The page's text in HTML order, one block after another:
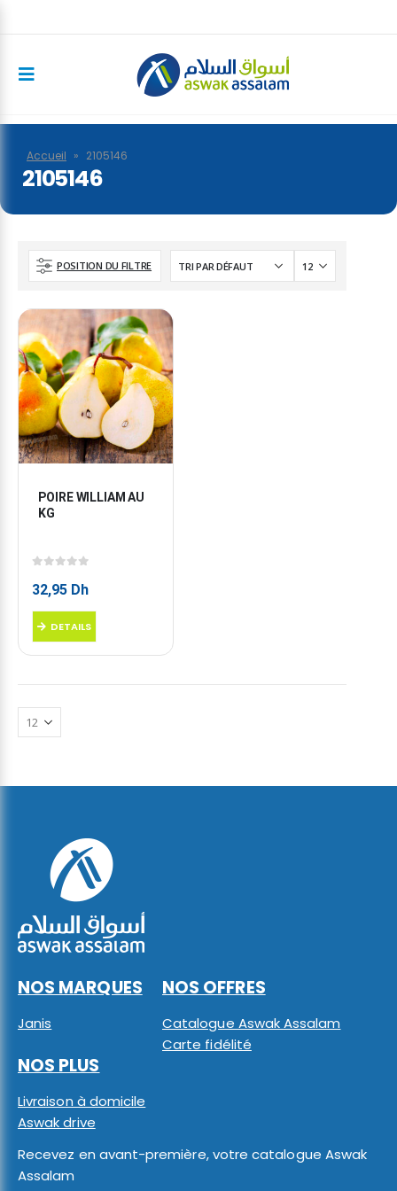
Accueil » 2105146
2105146
POSITION DU FILTRE
POIRE WILLIAM AU
KG
32,95 Dh
DETAILS
NOS MARQUES
Janis
NOS OFFRES
Catalogue Aswak Assalam
Carte fidélité
NOS PLUS
Livraison à domicile
Aswak drive
Recevez en avant-première, votre catalogue Aswak
Assalam